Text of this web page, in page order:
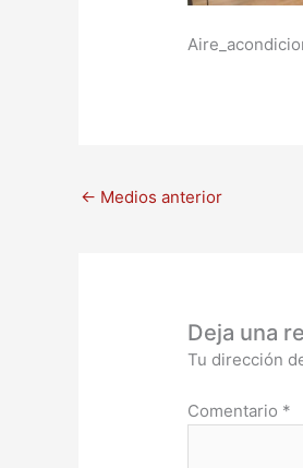
← Medios anterior
Deja una
Tu dirección
Comentario *